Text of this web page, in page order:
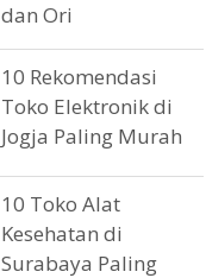
dan Ori
10 Rekomendasi
Toko Elektronik di
Jogja Paling Murah
10 Toko Alat
Kesehatan di
Surabaya Paling